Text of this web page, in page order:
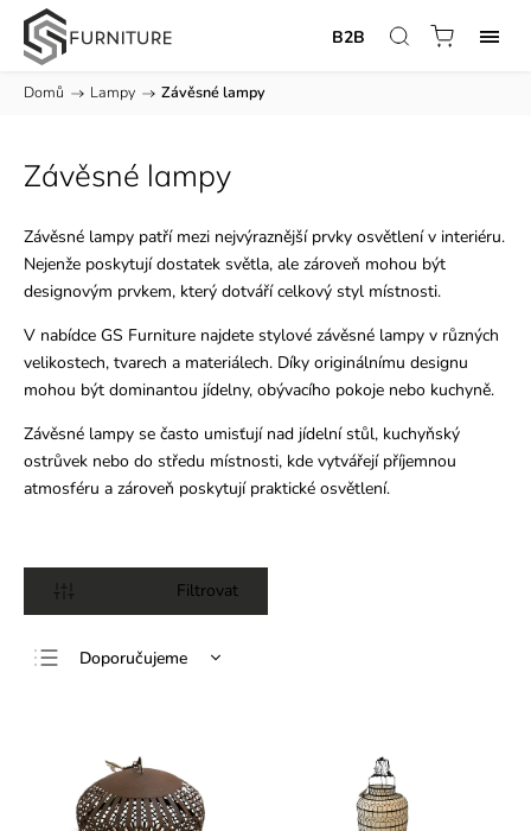
B2B
Domů / Lampy / Závěsné lampy
Závěsné lampy
Závěsné lampy patří mezi nejvýraznější prvky osvětlení v interiéru.
Nejenže poskytují dostatek světla, ale zároveň mohou být
designovým prvkem, který dotváří celkový styl místnosti.
V nabídce GS Furniture najdete stylové závěsné lampy v různých
velikostech, tvarech a materiálech. Díky originálnímu designu
mohou být dominantou jídelny, obývacího pokoje nebo kuchyně.
Závěsné lampy se často umisťují nad jídelní stůl, kuchyňský
ostrůvek nebo do středu místnosti, kde vytvářejí příjemnou
atmosféru a zároveň poskytují praktické osvětlení.
Doporučujeme
Nejprodávanější
Abecedně